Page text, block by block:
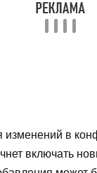
изменений в
включать